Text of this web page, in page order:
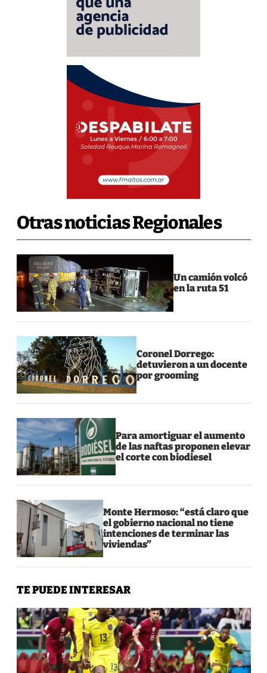
Otras noticias Regionales
Un camión volcó
en la ruta 51
Coronel Dorrego:
detuvieron a un docente
por grooming
Para amortiguar el aumento
de las naftas proponen elevar
el corte con biodiesel
Monte Hermoso: “está claro que
el gobierno nacional no tiene
intenciones de terminar las
viviendas”
TE PUEDE INTERESAR